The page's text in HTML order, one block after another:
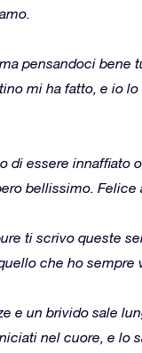
pensandoci bene
mi ha fatto, e io
di essere innaffiato
bellissimo. Felice
ti scrivo queste
che ho
e un brivido sale
nel cuore, e lo